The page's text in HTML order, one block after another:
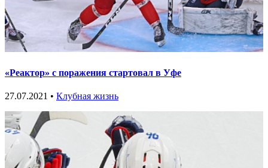
«Реактор» с поражения стартовал в Уфе
27.07.2021 • Клубная жизнь